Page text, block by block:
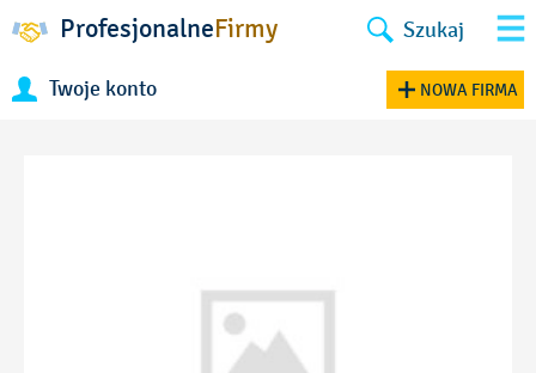
ProfesjonalneFirmy Szukaj
Twoje konto NOWA FIRMA